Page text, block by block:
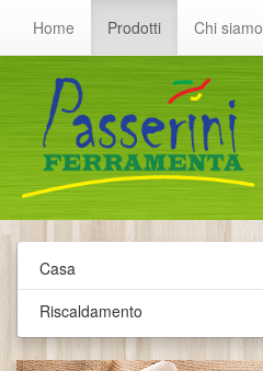
Home Prodotti Chi siamo
Casa
Riscaldamento